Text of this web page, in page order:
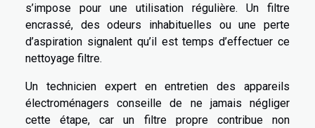
s’impose pour une utilisation régulière. Un filtre
encrassé, des odeurs inhabituelles ou une perte
d’aspiration signalent qu’il est temps d’effectuer ce
nettoyage filtre.
Un technicien expert en entretien des appareils
électroménagers conseille de ne jamais négliger
cette étape, car un filtre propre contribue non